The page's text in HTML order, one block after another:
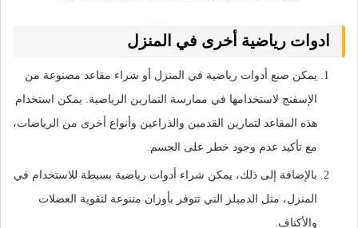
ادوات رياضية أخرى في المنزل
يمكن صنع أدوات رياضية في المنزل أو شراء مقاعد مصنوعة من
الإسفنج لاستخدامها في ممارسة التمارين الرياضية. يمكن استخدام
هذه المقاعد لتمارين القدمين والذراعين وأنواع أخرى من الرياضات،
مع تأكيد عدم وجود خطر على الجسم.
بالإضافة إلى ذلك، يمكن شراء أدوات رياضية بسيطة للاستخدام في
المنزل، مثل الدمبلز التي تتوفر بأوزان متنوعة لتقوية العضلات
والأكتاف.